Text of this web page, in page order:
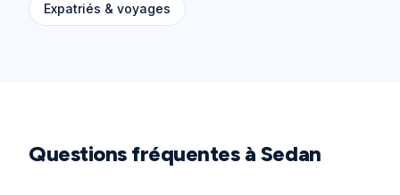
Expatriés & voyages
Questions fréquentes à Sedan